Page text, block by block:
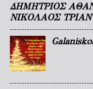
ΔΗΜΗΤΡΙΟΣ
ΝΙΚΟΛΑΟΣ